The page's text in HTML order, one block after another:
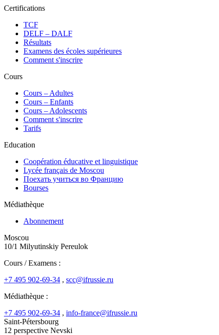
Certifications
TCF
DELF – DALF
Résultats
Examens des écoles supérieures
Comment s'inscrire
Cours
Сours – Adultes
Cours – Enfants
Cours – Adolescents
Comment s'inscrire
Tarifs
Education
Coopération éducative et linguistique
Lycée français de Moscou
Поехать учиться во Францию
Bourses
Médiathèque
Abonnement
Moscou
10/1 Milyutinskiy Pereulok
Cours / Examens :
+7 495 902-69-34 , scc@ifrussie.ru
Médiathèque :
+7 495 902-69-34 , info-france@ifrussie.ru
Saint-Pétersbourg
12 perspective Nevski